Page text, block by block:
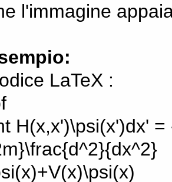
l'immagine
LaTeX :
H(x,x')\psi(x')dx'